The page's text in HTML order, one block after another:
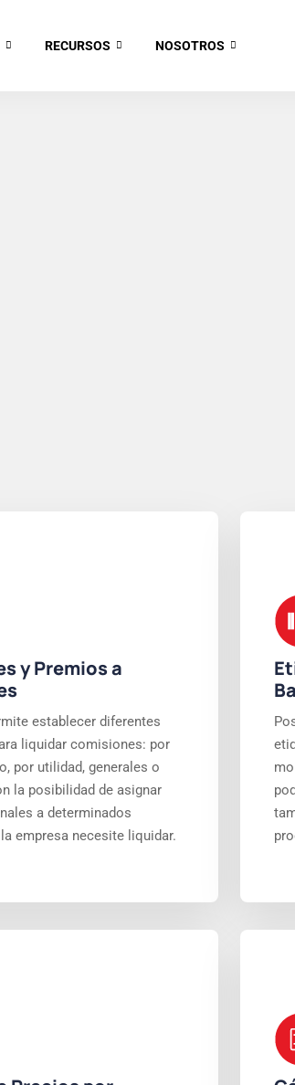
RECURSOS NOSOTROS
y Premios a
establecer diferentes
liquidar comisiones: por
por utilidad, generales o
la posibilidad de asignar
a determinados
empresa necesite liquidar.